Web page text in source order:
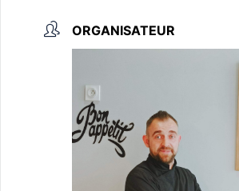
ORGANISATEUR